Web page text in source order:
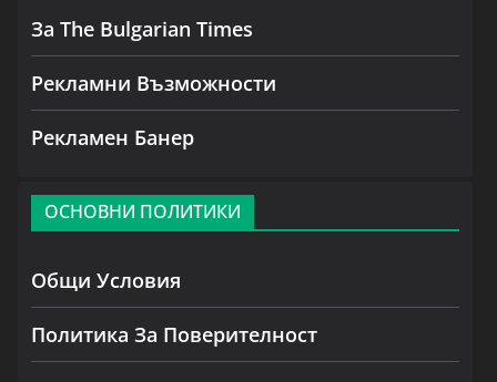
За The Bulgarian Times
Рекламни Възможности
Рекламен Банер
ОСНОВНИ ПОЛИТИКИ
Общи Условия
Политика За Поверителност